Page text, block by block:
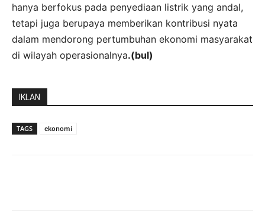
hanya berfokus pada penyediaan listrik yang andal,
tetapi juga berupaya memberikan kontribusi nyata
dalam mendorong pertumbuhan ekonomi masyarakat
di wilayah operasionalnya.(bul)
IKLAN
TAGS ekonomi